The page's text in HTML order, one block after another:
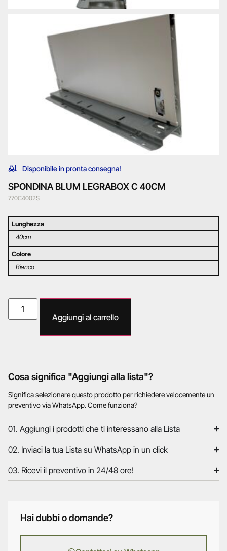
Disponibile in pronta consegna!
SPONDINA BLUM LEGRABOX C 40CM
770C4002S
Lunghezza
40cm
Colore
Bianco
Aggiungi al carrello
Cosa significa "Aggiungi alla lista"?
Significa selezionare questo prodotto per richiedere velocemente un
preventivo via WhatsApp. Come funziona?
01. Aggiungi i prodotti che ti interessano alla Lista
02. Inviaci la tua Lista su WhatsApp in un click
03. Ricevi il preventivo in 24/48 ore!
Hai dubbi o domande?